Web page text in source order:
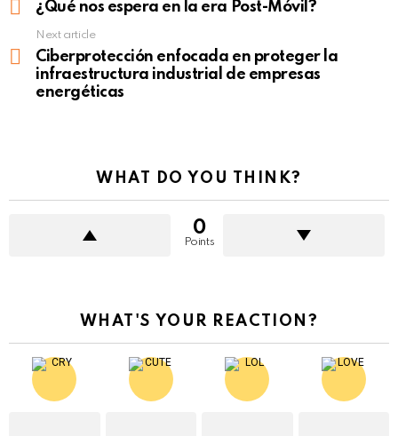
more¿Qué nos espera en la era Post-Móvil?
Next article
Ciberprotección enfocada en proteger la
infraestructura industrial de empresas
energéticas
WHAT DO YOU THINK?
0
Points
WHAT'S YOUR REACTION?